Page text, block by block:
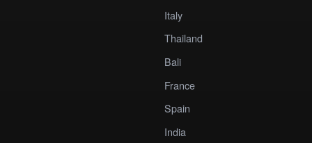
Italy
Thailand
Bali
France
Spain
India